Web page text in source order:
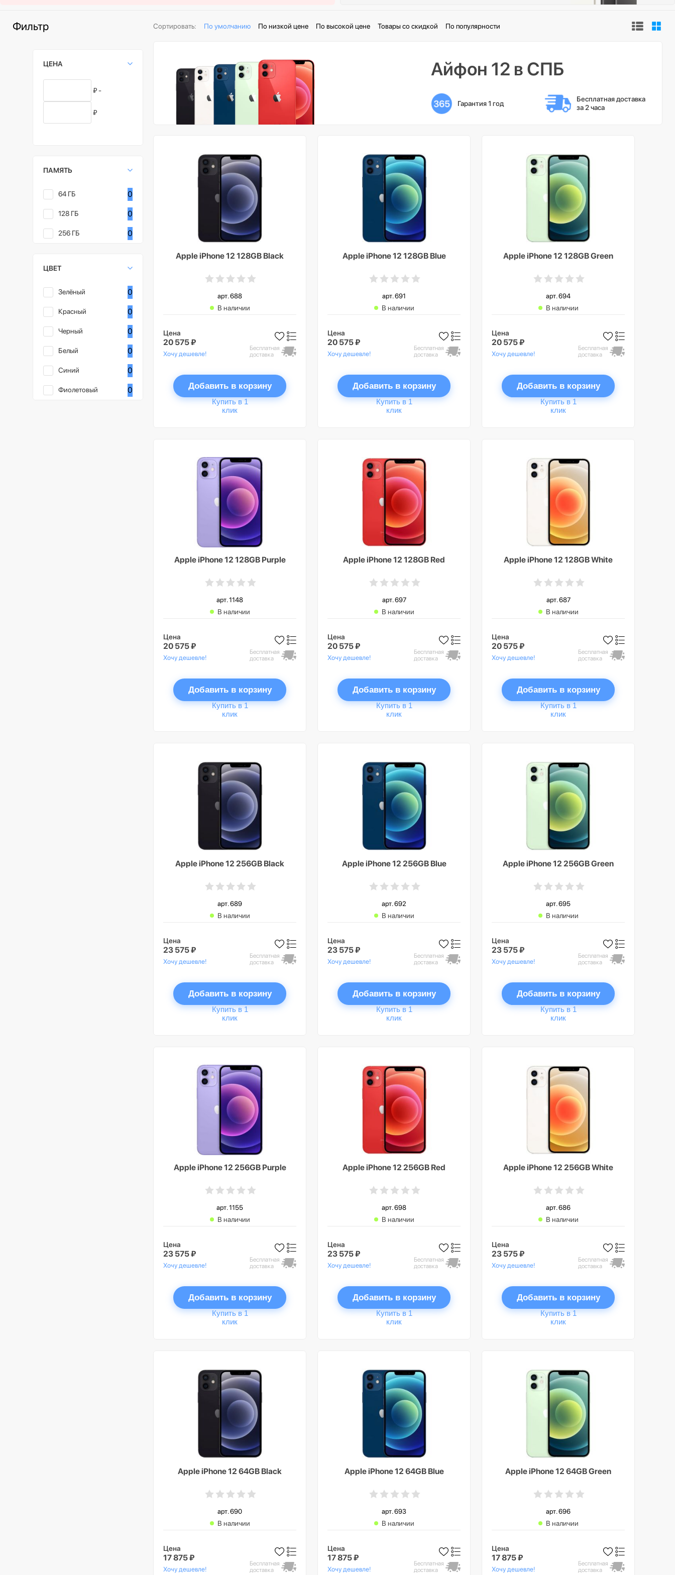
Фильтр Сортировать: По умолчанию По низкой цене По высокой цене Товары со скидкой По популярности
ЦЕНА
₽ -
₽
ПАМЯТЬ
64 ГБ 0
128 ГБ 0
256 ГБ 0
ЦВЕТ
Зелёный 0
Красный 0
Черный 0
Белый 0
Синий 0
Фиолетовый 0
Айфон 12 в СПБ
Гарантия 1 год
Бесплатная доставка
за 2 часа
Apple iPhone 12 128GB Black
арт. 688
В наличии
Цена
20 575 ₽
Хочу дешевле!
Бесплатная
доставка
Добавить в корзину
Купить в 1
клик
Apple iPhone 12 128GB Blue
арт. 691
В наличии
Цена
20 575 ₽
Хочу дешевле!
Бесплатная
доставка
Добавить в корзину
Купить в 1
клик
Apple iPhone 12 128GB Green
арт. 694
В наличии
Цена
20 575 ₽
Хочу дешевле!
Бесплатная
доставка
Добавить в корзину
Купить в 1
клик
Apple iPhone 12 128GB Purple
арт. 1148
В наличии
Цена
20 575 ₽
Хочу дешевле!
Бесплатная
доставка
Добавить в корзину
Купить в 1
клик
Apple iPhone 12 128GB Red
арт. 697
В наличии
Цена
20 575 ₽
Хочу дешевле!
Бесплатная
доставка
Добавить в корзину
Купить в 1
клик
Apple iPhone 12 128GB White
арт. 687
В наличии
Цена
20 575 ₽
Хочу дешевле!
Бесплатная
доставка
Добавить в корзину
Купить в 1
клик
Apple iPhone 12 256GB Black
арт. 689
В наличии
Цена
23 575 ₽
Хочу дешевле!
Бесплатная
доставка
Добавить в корзину
Купить в 1
клик
Apple iPhone 12 256GB Blue
арт. 692
В наличии
Цена
23 575 ₽
Хочу дешевле!
Бесплатная
доставка
Добавить в корзину
Купить в 1
клик
Apple iPhone 12 256GB Green
арт. 695
В наличии
Цена
23 575 ₽
Хочу дешевле!
Бесплатная
доставка
Добавить в корзину
Купить в 1
клик
Apple iPhone 12 256GB Purple
арт. 1155
В наличии
Цена
23 575 ₽
Хочу дешевле!
Бесплатная
доставка
Добавить в корзину
Купить в 1
клик
Apple iPhone 12 256GB Red
арт. 698
В наличии
Цена
23 575 ₽
Хочу дешевле!
Бесплатная
доставка
Добавить в корзину
Купить в 1
клик
Apple iPhone 12 256GB White
арт. 686
В наличии
Цена
23 575 ₽
Хочу дешевле!
Бесплатная
доставка
Добавить в корзину
Купить в 1
клик
Apple iPhone 12 64GB Black
арт. 690
В наличии
Цена
17 875 ₽
Хочу дешевле!
Бесплатная
доставка
Apple iPhone 12 64GB Blue
арт. 693
В наличии
Цена
17 875 ₽
Хочу дешевле!
Бесплатная
доставка
Apple iPhone 12 64GB Green
арт. 696
В наличии
Цена
17 875 ₽
Хочу дешевле!
Бесплатная
доставка